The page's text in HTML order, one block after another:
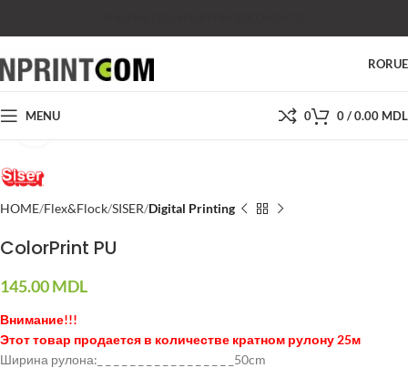
RORU
MENU 0 0/0.00 MDL
HOME Flex&Flock SISER Digital Printing
ColorPrint PU
145.00MDL
Внимание!!!
Этот товар продается в количестве кратном рулону 25м
Ширина рулона:_ _ _ _ _ _ _ _ _ _ _ _ _ _ _ _ _50cm